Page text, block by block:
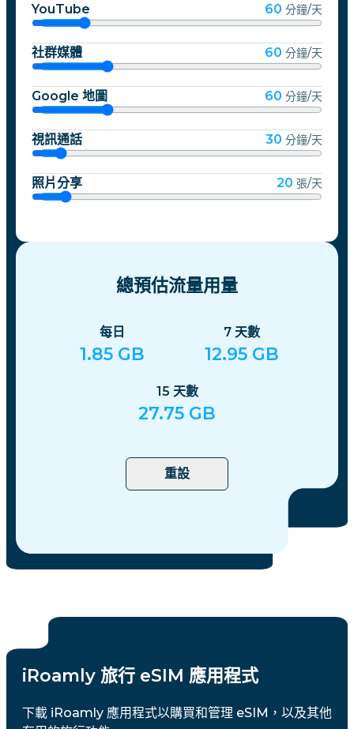
YouTube 60 分鐘/天
社群媒體 60 分鐘/天
Google 地圖 60 分鐘/天
視訊通話 30 分鐘/天
照片分享 20 張/天
總預估流量用量
每日
1.85 GB
7 天數
12.95 GB
15 天數
27.75 GB
重設
iRoamly 旅行 eSIM 應用程式
下載 iRoamly 應用程式以購買和管理 eSIM，以及其他